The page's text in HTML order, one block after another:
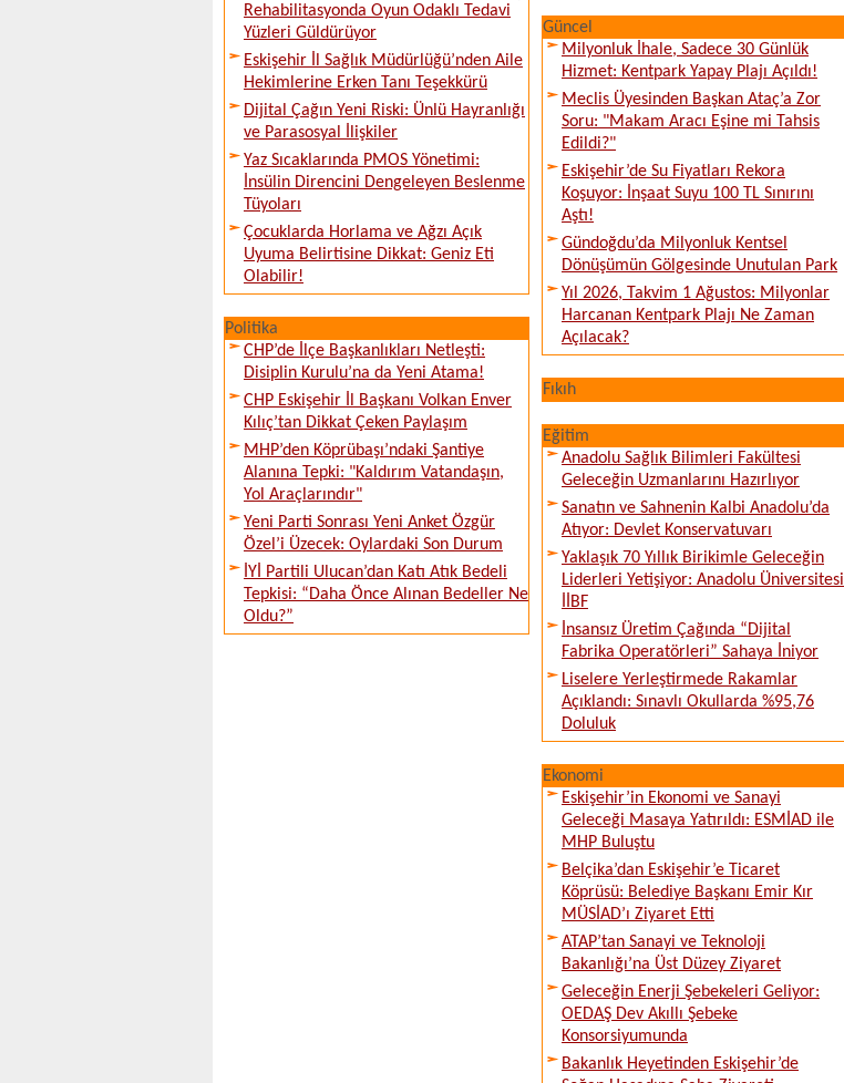
Rehabilitasyonda Oyun Odaklı Tedavi
Yüzleri Güldürüyor
Eskişehir İl Sağlık Müdürlüğü’nden Aile
Hekimlerine Erken Tanı Teşekkürü
Dijital Çağın Yeni Riski: Ünlü Hayranlığı
ve Parasosyal İlişkiler
Yaz Sıcaklarında PMOS Yönetimi:
İnsülin Direncini Dengeleyen Beslenme
Tüyoları
Çocuklarda Horlama ve Ağzı Açık
Uyuma Belirtisine Dikkat: Geniz Eti
Olabilir!
Politika
CHP’de İlçe Başkanlıkları Netleşti:
Disiplin Kurulu’na da Yeni Atama!
CHP Eskişehir İl Başkanı Volkan Enver
Kılıç’tan Dikkat Çeken Paylaşım
MHP’den Köprübaşı’ndaki Şantiye
Alanına Tepki: "Kaldırım Vatandaşın,
Yol Araçlarındır"
Yeni Parti Sonrası Yeni Anket Özgür
Özel’i Üzecek: Oylardaki Son Durum
İYİ Partili Ulucan’dan Katı Atık Bedeli
Tepkisi: “Daha Önce Alınan Bedeller Ne
Oldu?”
Güncel
Milyonluk İhale, Sadece 30 Günlük
Hizmet: Kentpark Yapay Plajı Açıldı!
Meclis Üyesinden Başkan Ataç’a Zor
Soru: "Makam Aracı Eşine mi Tahsis
Edildi?"
Eskişehir’de Su Fiyatları Rekora
Koşuyor: İnşaat Suyu 100 TL Sınırını
Aştı!
Gündoğdu’da Milyonluk Kentsel
Dönüşümün Gölgesinde Unutulan Park
Yıl 2026, Takvim 1 Ağustos: Milyonlar
Harcanan Kentpark Plajı Ne Zaman
Açılacak?
Fıkıh
Eğitim
Anadolu Sağlık Bilimleri Fakültesi
Geleceğin Uzmanlarını Hazırlıyor
Sanatın ve Sahnenin Kalbi Anadolu’da
Atıyor: Devlet Konservatuvarı
Yaklaşık 70 Yıllık Birikimle Geleceğin
Liderleri Yetişiyor: Anadolu Üniversitesi
İİBF
İnsansız Üretim Çağında “Dijital
Fabrika Operatörleri” Sahaya İniyor
Liselere Yerleştirmede Rakamlar
Açıklandı: Sınavlı Okullarda %95,76
Doluluk
Ekonomi
Eskişehir’in Ekonomi ve Sanayi
Geleceği Masaya Yatırıldı: ESMİAD ile
MHP Buluştu
Belçika’dan Eskişehir’e Ticaret
Köprüsü: Belediye Başkanı Emir Kır
MÜSİAD’ı Ziyaret Etti
ATAP’tan Sanayi ve Teknoloji
Bakanlığı’na Üst Düzey Ziyaret
Geleceğin Enerji Şebekeleri Geliyor:
OEDAŞ Dev Akıllı Şebeke
Konsorsiyumunda
Bakanlık Heyetinden Eskişehir’de